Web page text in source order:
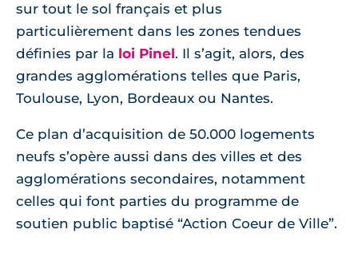
sur tout le sol français et plus
particulièrement dans les zones tendues
définies par la loi Pinel. Il s’agit, alors, des
grandes agglomérations telles que Paris,
Toulouse, Lyon, Bordeaux ou Nantes.
Ce plan d’acquisition de 50.000 logements
neufs s’opère aussi dans des villes et des
agglomérations secondaires, notamment
celles qui font parties du programme de
soutien public baptisé “Action Coeur de Ville”.